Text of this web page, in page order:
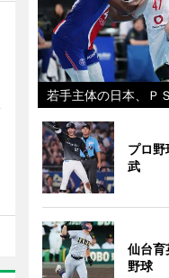
若手主体の日本、Ｐ
プロ
武
仙台
野球